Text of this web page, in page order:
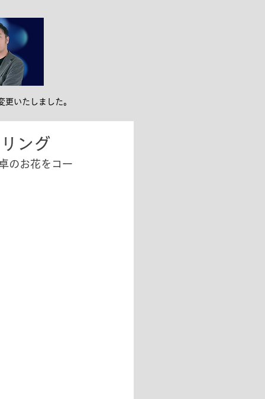
バー紹介
ング
のお花をコー
いたしました。